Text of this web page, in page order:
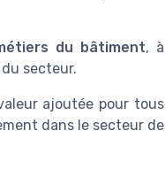
du bâtiment, à
secteur.
ajoutée pour tous
dans le secteur de